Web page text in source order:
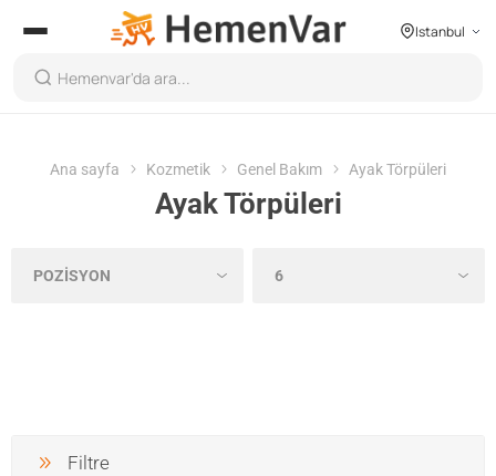
Istanbul
Ana sayfa Kozmetik Genel Bakım Ayak Törpüleri
Ayak Törpüleri
Filtre